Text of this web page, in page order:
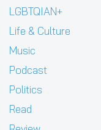
LGBTQIAN+
Life & Culture
Music
Podcast
Politics
Read